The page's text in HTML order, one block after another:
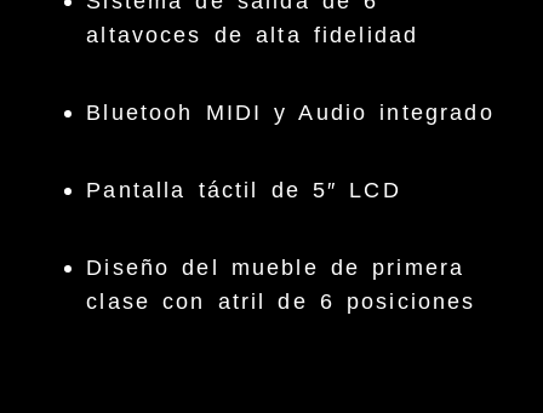
altavoces de alta fidelidad
Bluetooh MIDI y Audio integrado
Pantalla táctil de 5″ LCD
Diseño del mueble de primera
clase con atril de 6 posiciones